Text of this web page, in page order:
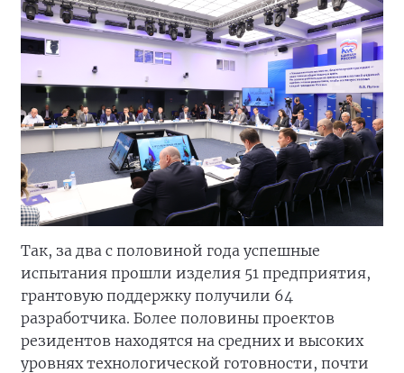
Так, за два с половиной года успешные
испытания прошли изделия 51 предприятия,
грантовую поддержку получили 64
разработчика. Более половины проектов
резидентов находятся на средних и высоких
уровнях технологической готовности, почти